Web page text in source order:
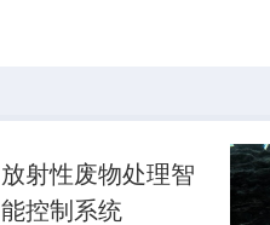
放射性废物处理智
能控制系统